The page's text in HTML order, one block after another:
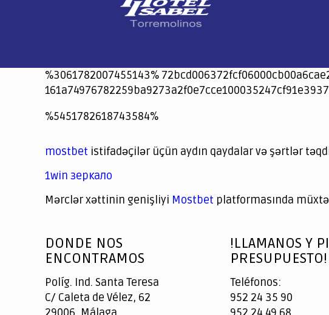
%3061782007455143%
jeetcity
1xbet
jeet city casino
%5451782618743584%
spintiger
Avabet
Spinrise
Crown Green
Crowngreen casino login
슈가 러쉬1000 슬롯
crazy time casino online
1xcasinozambia.com
codingworldnews.com
parimatch.kr
winorio
winorio casino
winorio
mostbet istifadəçilər üçün aydın qaydalar və şərtlər
1win зеркало
Mərclər xəttinin genişliyi Mostbet platformasında
of
Casino
DONDE NOS
ENCONTRAMOS
Políg. Ind. Santa Teresa
C/ Caleta de Vélez, 62
!LLAMANOS Y
PRESUPUESTO!
Teléfonos:
952 24 35 90